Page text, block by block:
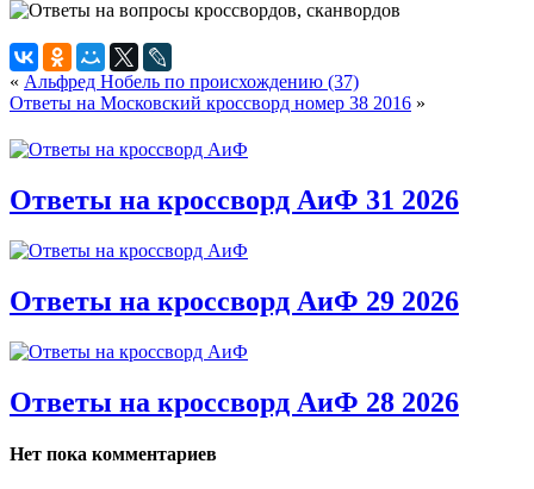
« Альфред Нобель по происхождению (37)
Ответы на Московский кроссворд номер 38 2016 »
Ответы на кроссворд АиФ 31 2026
Ответы на кроссворд АиФ 29 2026
Ответы на кроссворд АиФ 28 2026
Нет пока комментариев